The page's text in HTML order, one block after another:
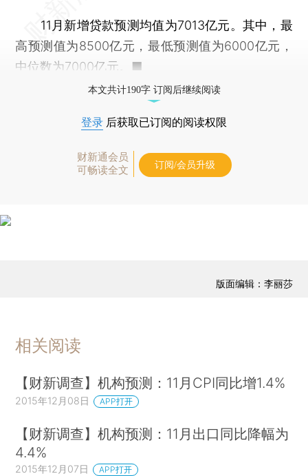
11月新增贷款预测均值为7013亿元。其中，最
高预测值为8500亿元，最低预测值为6000亿元，
中位数为7000亿元。■
本文共计190字 订阅后继续阅读
登录 后获取已订阅的阅读权限
财新通会员
可畅读全文
订阅/会员升级
版面编辑：李丽莎
相关阅读
【财新调查】机构预测：11月CPI同比增1.4%
2015年12月08日 APP打开
【财新调查】机构预测：11月出口同比降幅为
4.4%
2015年12月07日 APP打开